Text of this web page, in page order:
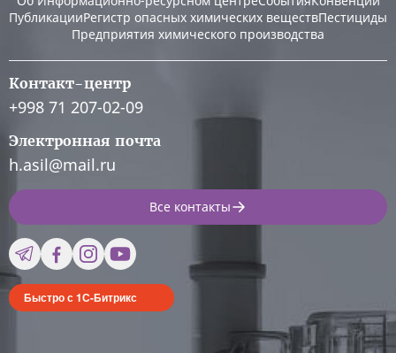
ПубликацииРегистр опасных химических веществПестициды
Предприятия химического производства
Контакт-центр
+998 71 207-02-09
Электронная почта
h.asil@mail.ru
Все контакты
Быстро с 1С-Битрикс